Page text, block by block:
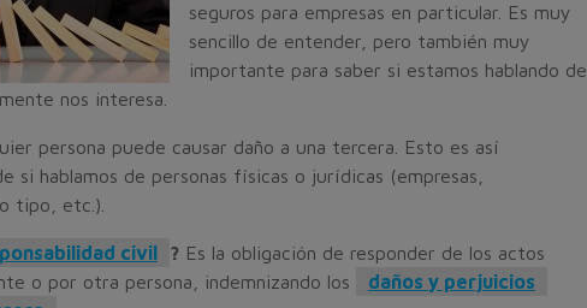
seguros para empresas en particular. Es muy
sencillo de entender, pero también muy
importante para saber si estamos hablando de
nos interesa.
persona puede causar daño a una tercera. Esto es así
si hablamos de personas físicas o jurídicas (empresas,
tipo, etc.).
civil ? Es la obligación de responder de los actos
o por otra persona, indemnizando los
daños y perjuicios